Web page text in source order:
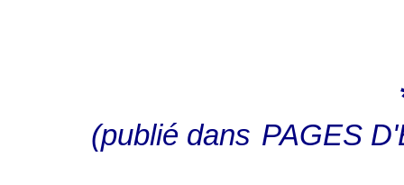
(publié dans PAGES